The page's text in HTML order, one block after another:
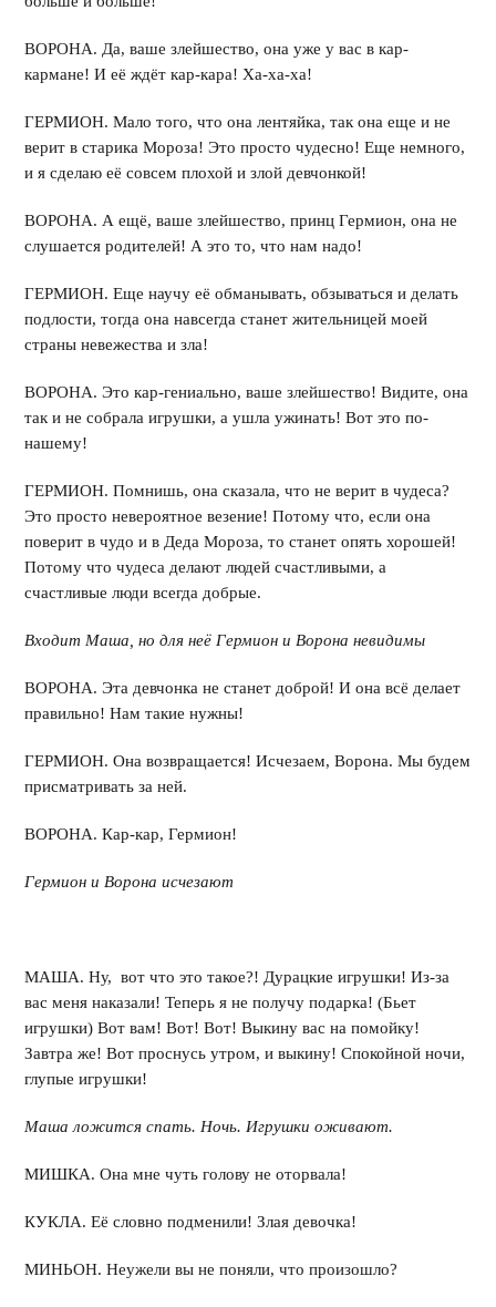
ВОРОНА. Да, ваше злейшество, она уже у вас в кар-
кармане! И её ждёт кар-кара! Ха-ха-ха!
ГЕРМИОН. Мало того, что она лентяйка, так она еще и не
верит в старика Мороза! Это просто чудесно! Еще немного,
и я сделаю её совсем плохой и злой девчонкой!
ВОРОНА. А ещё, ваше злейшество, принц Гермион, она не
слушается родителей! А это то, что нам надо!
ГЕРМИОН. Еще научу её обманывать, обзываться и делать
подлости, тогда она навсегда станет жительницей моей
страны невежества и зла!
ВОРОНА. Это кар-гениально, ваше злейшество! Видите, она
так и не собрала игрушки, а ушла ужинать! Вот это по-
нашему!
ГЕРМИОН. Помнишь, она сказала, что не верит в чудеса?
Это просто невероятное везение! Потому что, если она
поверит в чудо и в Деда Мороза, то станет опять хорошей!
Потому что чудеса делают людей счастливыми, а
счастливые люди всегда добрые.
Входит Маша, но для неё Гермион и Ворона невидимы
ВОРОНА. Эта девчонка не станет доброй! И она всё делает
правильно! Нам такие нужны!
ГЕРМИОН. Она возвращается! Исчезаем, Ворона. Мы будем
присматривать за ней.
ВОРОНА. Кар-кар, Гермион!
Гермион и Ворона исчезают
МАША. Ну, вот что это такое?! Дурацкие игрушки! Из-за
вас меня наказали! Теперь я не получу подарка! (Бьет
игрушки) Вот вам! Вот! Вот! Выкину вас на помойку!
Завтра же! Вот проснусь утром, и выкину! Спокойной ночи,
глупые игрушки!
Маша ложится спать. Ночь. Игрушки оживают.
МИШКА. Она мне чуть голову не оторвала!
КУКЛА. Её словно подменили! Злая девочка!
МИНЬОН. Неужели вы не поняли, что произошло?